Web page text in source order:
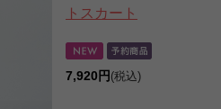
トスカート
7,920円 (税込)